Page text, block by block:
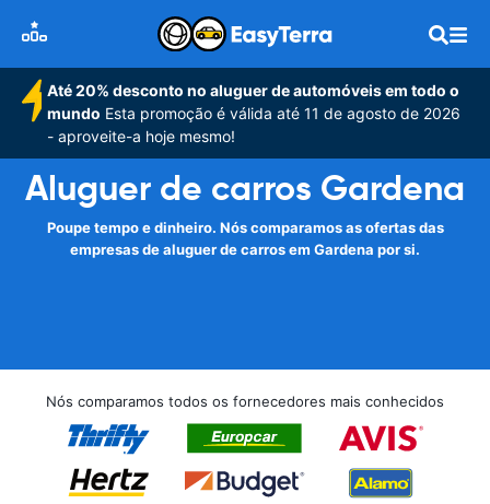
Até 20% desconto no aluguer de automóveis em todo o
mundo Esta promoção é válida até 11 de agosto de 2026
- aproveite-a hoje mesmo!
Aluguer de carros Gardena
Poupe tempo e dinheiro. Nós comparamos as ofertas das
empresas de aluguer de carros em Gardena por si.
Nós comparamos todos os fornecedores mais conhecidos